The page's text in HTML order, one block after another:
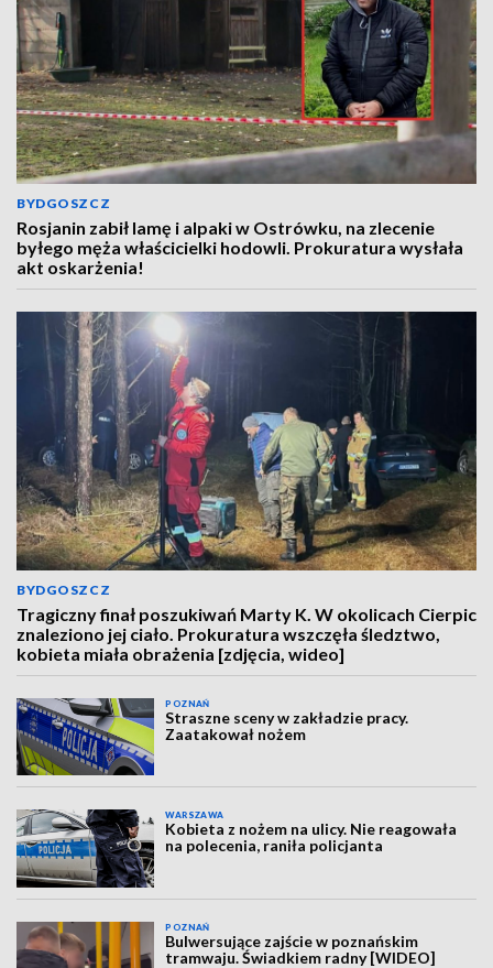
BYDGOSZCZ
Rosjanin zabił lamę i alpaki w Ostrówku, na zlecenie
byłego męża właścicielki hodowli. Prokuratura wysłała
akt oskarżenia!
BYDGOSZCZ
Tragiczny finał poszukiwań Marty K. W okolicach Cierpic
znaleziono jej ciało. Prokuratura wszczęła śledztwo,
kobieta miała obrażenia [zdjęcia, wideo]
POZNAŃ
Straszne sceny w zakładzie pracy.
Zaatakował nożem
WARSZAWA
Kobieta z nożem na ulicy. Nie reagowała
na polecenia, raniła policjanta
POZNAŃ
Bulwersujące zajście w poznańskim
tramwaju. Świadkiem radny [WIDEO]